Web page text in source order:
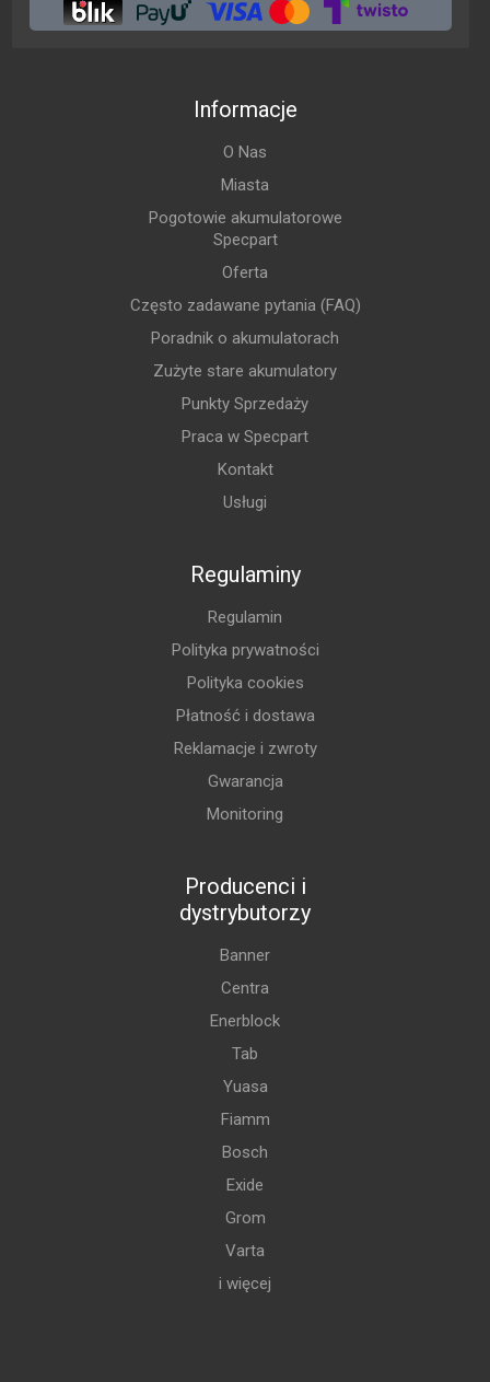
Informacje
O Nas
Miasta
Pogotowie akumulatorowe
Specpart
Oferta
Często zadawane pytania (FAQ)
Poradnik o akumulatorach
Zużyte stare akumulatory
Punkty Sprzedaży
Praca w Specpart
Kontakt
Usługi
Regulaminy
Regulamin
Polityka prywatności
Polityka cookies
Płatność i dostawa
Reklamacje i zwroty
Gwarancja
Monitoring
Producenci i
dystrybutorzy
Banner
Centra
Enerblock
Tab
Yuasa
Fiamm
Bosch
Exide
Grom
Varta
i więcej